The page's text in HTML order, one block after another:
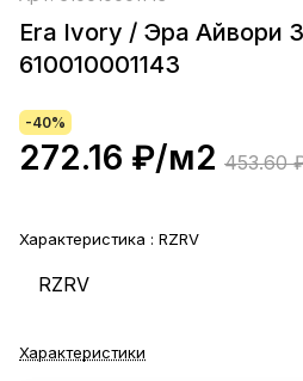
Era Ivory / Эра Айвори
610010001143
-40%
272.16 ₽/м2 453.60
Характеристика : RZRV
RZRV
Характеристики